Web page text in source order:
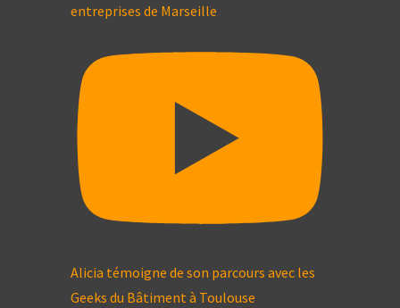
entreprises de Marseille
Alicia témoigne de son parcours avec les
Geeks du Bâtiment à Toulouse